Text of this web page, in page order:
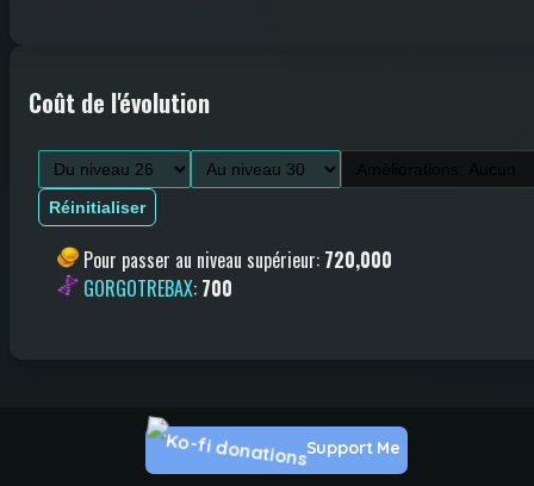
Coût de l'évolution
Réinitialiser
Pour passer au niveau supérieur: 720,000
GORGOTREBAX: 700
Support Me